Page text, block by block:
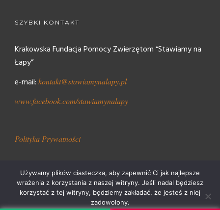
SZYBKI KONTAKT
Krakowska Fundacja Pomocy Zwierzętom “Stawiamy na
Łapy”
e-mail: kontakt@stawiamynalapy.pl
www.facebook.com/stawiamynalapy
Polityka Prywatności
Stawiamy Na Łapy 2018
Używamy plików ciasteczka, aby zapewnić Ci jak najlepsze
wrażenia z korzystania z naszej witryny. Jeśli nadal będziesz
korzystać z tej witryny, będziemy zakładać, że jesteś z niej
zadowolony.